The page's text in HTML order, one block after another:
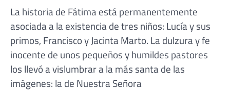
La historia de Fátima está permanentemente
asociada a la existencia de tres niños: Lucía y sus
primos, Francisco y Jacinta Marto. La dulzura y fe
inocente de unos pequeños y humildes pastores
los llevó a vislumbrar a la más santa de las
imágenes: la de Nuestra Señora